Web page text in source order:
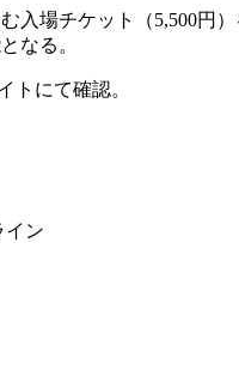
場チケット（5,500円
なる。
トにて確認。
イン